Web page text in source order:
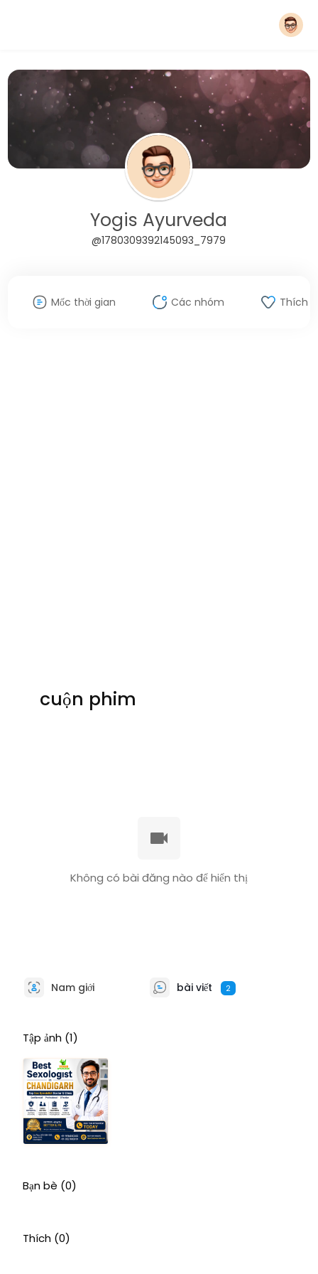
Yogis Ayurveda
@1780309392145093_7979
Mốc thời gian Các nhóm Thích
cuộn phim
Không có bài đăng nào để hiển thị
Nam giới bài viết 2
Tập ảnh (1)
Bạn bè (0)
Thích (0)